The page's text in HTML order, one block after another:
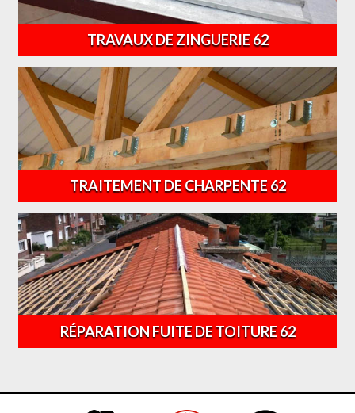
TRAVAUX DE ZINGUERIE 62
TRAITEMENT DE CHARPENTE 62
RÉPARATION FUITE DE TOITURE 62